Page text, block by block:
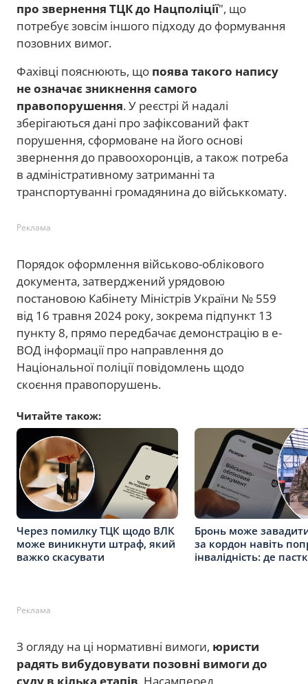
про звернення ТЦК до Нацполіції", що
потребує зовсім іншого підходу до формування
позовних вимог.
Фахівці пояснюють, що поява такого напису
не означає зникнення самого
правопорушення. У реєстрі й надалі
зберігаються дані про зафіксований факт
порушення, сформоване на його основі
звернення до правоохоронців, а також потреба
в адміністративному затриманні та
транспортуванні громадянина до військкомату.
Реклама
Порядок оформлення військово-облікового
документа, затверджений урядовою
постановою Кабінету Міністрів України № 559
від 16 травня 2024 року, зокрема підпункт 13
пункту 8, прямо передбачає демонстрацію в е-
ВОД інформації про направлення до
Національної поліції повідомлень щодо
скоєння правопорушень.
Читайте також:
Через помилку ТЦК щодо ВЛК
може виникнути штраф, який
важко скасувати
Бронь може
за кордон навіть
інвалідність: де
Реклама
З огляду на ці нормативні вимоги, юристи
радять вибудовувати позовні вимоги до